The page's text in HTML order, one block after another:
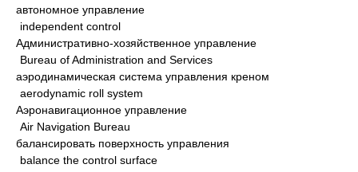
автономное управление
independent control
Административно-хозяйственное управление
Bureau of Administration and Services
аэродинамическая система управления креном
aerodynamic roll system
Аэронавигационное управление
Air Navigation Bureau
балансировать поверхность управления
balance the control surface